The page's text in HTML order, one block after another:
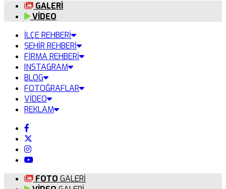
GALERİ
VİDEO
İLÇE REHBERİ
ŞEHİR REHBERİ
FİRMA REHBERİ
INSTAGRAM
BLOG
FOTOĞRAFLAR
VİDEO
REKLAM
FOTO GALERİ